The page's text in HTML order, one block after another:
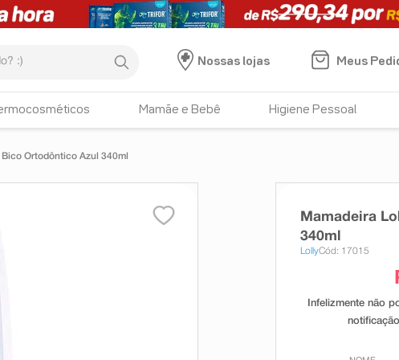
Nossas lojas
Meus
Mamãe e Bebê Higiene Pessoal
Ortodôntico Azul 340ml
Mamadeira
340ml
LollyCód: 17015